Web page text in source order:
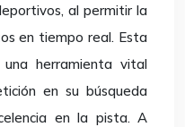
al permitir la
en tiempo real. Esta
herramienta vital
en su búsqueda
en la pista. A